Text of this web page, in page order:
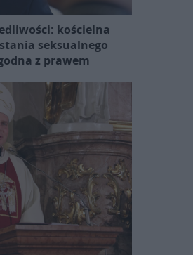
kościelna
seksualnego
z prawem